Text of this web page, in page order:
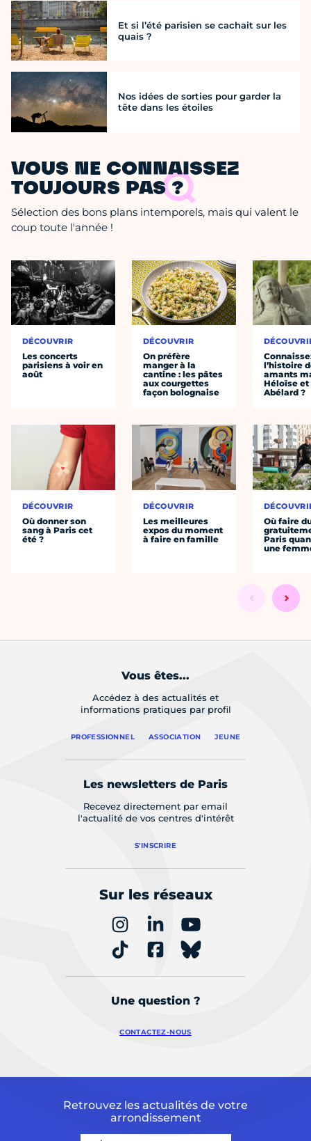
Et si l’été parisien se cachait sur les
quais ?
Nos idées de sorties pour garder la
tête dans les étoiles
VOUS NE CONNAISSEZ
TOUJOURS PAS ?
Sélection des bons plans intemporels, mais qui valent le
coup toute l'année !
DÉCOUVRIR
Les concerts
parisiens à voir en
août
DÉCOUVRIR
Où donner son
sang à Paris cet
été ?
DÉCOUVRIR
On préfère
manger à la
cantine : les pâtes
aux courgettes
façon bolognaise
DÉCOUVRIR
Les meilleures
expos du moment
à faire en famille
l’histoire
amants
Héloïse et
Abélard ?
Où faire
Paris
une
Vous êtes...
Accédez à des actualités et
informations pratiques par profil
PROFESSIONNEL ASSOCIATION JEUNE
Les newsletters de Paris
Recevez directement par email
l'actualité de vos centres d'intérêt
S'INSCRIRE
Sur les réseaux
Une question ?
CONTACTEZ-NOUS
Retrouvez les actualités de votre
arrondissement